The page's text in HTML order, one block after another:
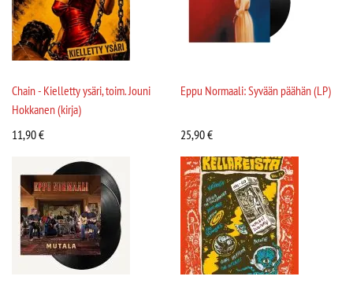
Chain - Kielletty ysäri, toim. Jouni
Hokkanen (kirja)
11,90€
Eppu Normaali: Syvään päähän (LP)
25,90€